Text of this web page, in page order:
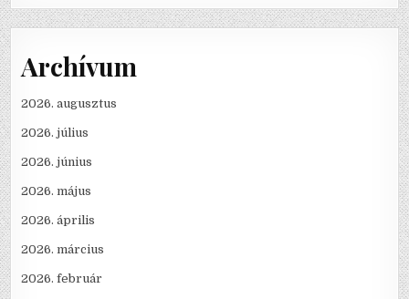
Archívum
2026. augusztus
2026. július
2026. június
2026. május
2026. április
2026. március
2026. február